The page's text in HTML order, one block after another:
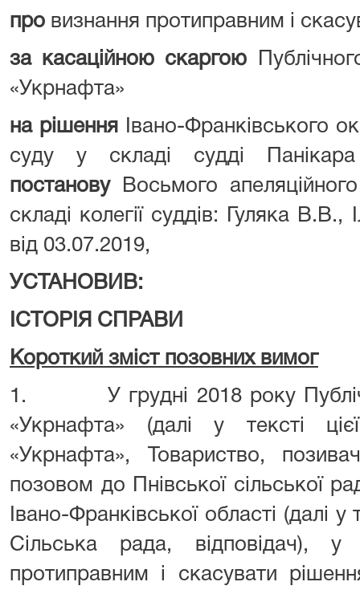
про визнання протиправним і
за касаційною скаргою
«Укрнафта»
на рішення Івано-Франківського
суду у складі судді
постановуВосьмого апеляційного
складі колегії суддів: Гуляка
від 03.07.2019,
УСТАНОВИВ:
ІСТОРІЯ СПРАВИ
Короткий зміст позовних вимог
1. У грудні 2018 року
«Укрнафта» (далі у тексті
«Укрнафта», Товариство,
позовом до Пнівської сільської
Івано-Франківської області (далі
Сільська рада, відповідач),
протиправним і скасувати